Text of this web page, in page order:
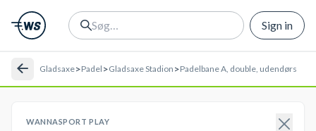
Sign in
Gladsaxe>Padel >Gladsaxe Stadion >Padelbane A, double, udendørs
WANNASPORT PLAY